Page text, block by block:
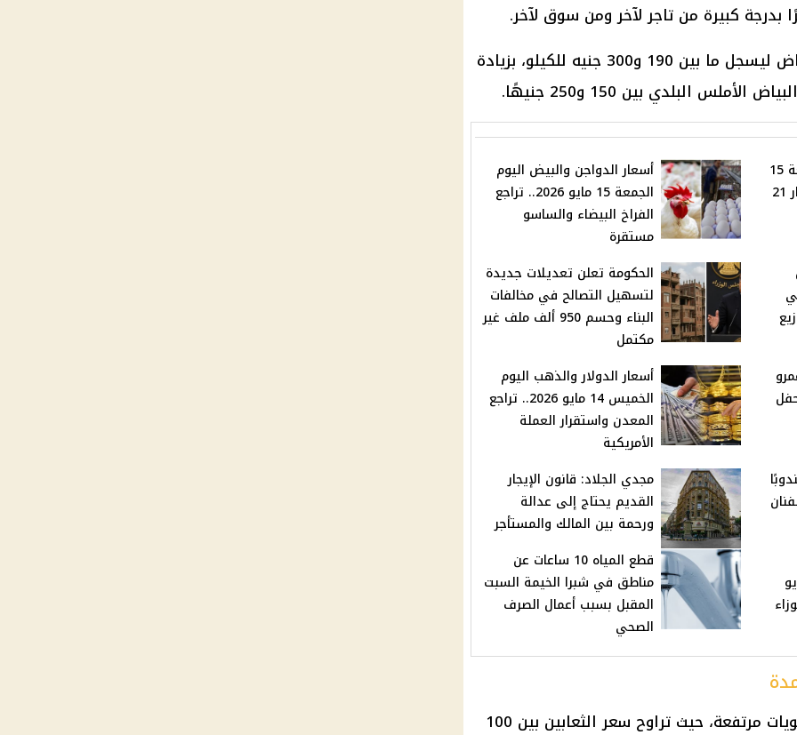
بدرجة كبيرة من تاجر لآخر ومن سوق لآخر.
وفي المقابل، ارتفع سعر قشر البياض ليسجل ما بين 190 و300 جنيه للكيلو، بزيادة
أسعار الذهب اليوم الجمعة 15
مايو 2026 في مصر.. وعيار 21
أسعار الدواجن والبيض اليوم
الجمعة 15 مايو 2026.. تراجع
الفراخ البيضاء والساسو
مستقرة
الحكومة تعلن تعديلات جديدة
لتسهيل التصالح في مخالفات
البناء وحسم 950 ألف ملف غير
مكتمل
أسعار الدولار والذهب اليوم
الخميس 14 مايو 2026.. تراجع
المعدن واستقرار العملة
الأمريكية
مجدي الجلاد: قانون الإيجار
القديم يحتاج إلى عدالة
ورحمة بين المالك والمستأجر
قطع المياه 10 ساعات عن
مناطق في شبرا الخيمة السبت
المقبل بسبب أعمال الصرف
الصحي
شهدت بعض الأصناف البحرية مستويات مرتفعة، حيث تراوح سعر الثعابين بين 100